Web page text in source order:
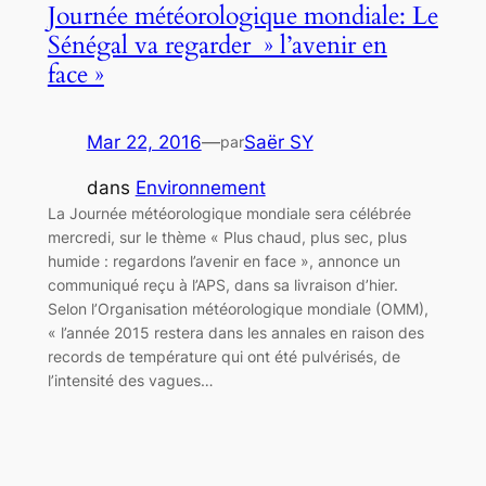
Journée météorologique mondiale: Le
Sénégal va regarder » l’avenir en
face »
Mar 22, 2016—parSaër SY
dans Environnement
La Journée météorologique mondiale sera célébrée
mercredi, sur le thème « Plus chaud, plus sec, plus
humide : regardons l’avenir en face », annonce un
communiqué reçu à l’APS, dans sa livraison d’hier.
Selon l’Organisation météorologique mondiale (OMM),
« l’année 2015 restera dans les annales en raison des
records de température qui ont été pulvérisés, de
l’intensité des vagues…